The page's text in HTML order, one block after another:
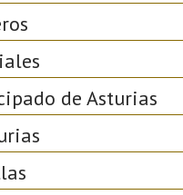
de Asturias